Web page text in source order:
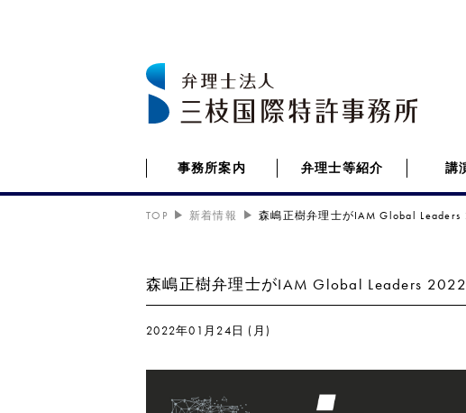
事務所案内 弁理士等紹介 講
TOP 新着情報 森嶋正樹弁理士がIAM Global
森嶋正樹弁理士がIAM Global Leaders
2022年01月24日 (月)